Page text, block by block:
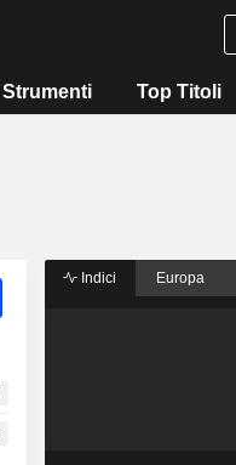
Strumenti Top Titoli
Indici Europa